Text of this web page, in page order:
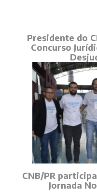
Presidente do
Concurso
CNB/PR
Jornada